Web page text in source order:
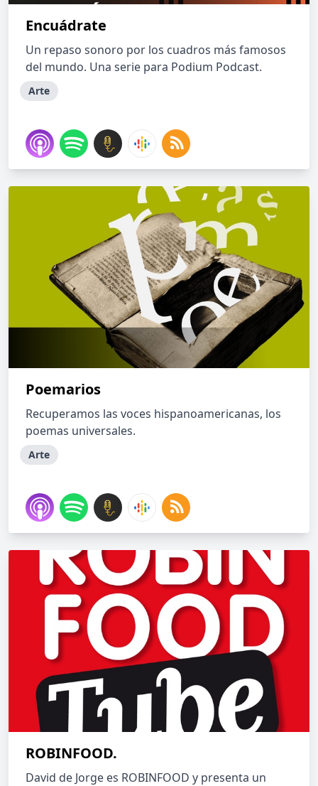
Encuádrate
Un repaso sonoro por los cuadros más famosos
del mundo. Una serie para Podium Podcast.
Arte
Poemarios
Recuperamos las voces hispanoamericanas, los
poemas universales.
Arte
ROBINFOOD.
David de Jorge es ROBINFOOD y presenta un